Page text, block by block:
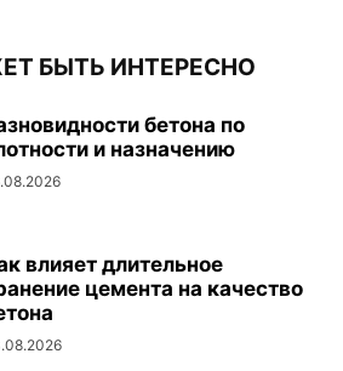
БЫТЬ ИНТЕРЕСНО
бетона по
и назначению
влияет длительное
цемента на качество